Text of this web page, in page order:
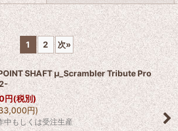
絞り込む
1 2 次»
SHAFT μ_Scrambler Tribute Pro
円(税別)
円)
中もしくは受注生産